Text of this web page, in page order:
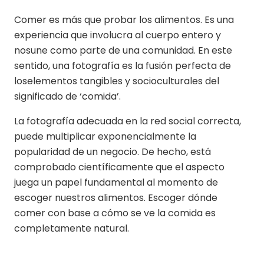
Comer es más que probar los alimentos. Es una
experiencia que involucra al cuerpo entero y
nosune como parte de una comunidad. En este
sentido, una fotografía es la fusión perfecta de
loselementos tangibles y socioculturales del
significado de ‘comida’.
La fotografía adecuada en la red social correcta,
puede multiplicar exponencialmente la
popularidad de un negocio. De hecho, está
comprobado científicamente que el aspecto
juega un papel fundamental al momento de
escoger nuestros alimentos. Escoger dónde
comer con base a cómo se ve la comida es
completamente natural.